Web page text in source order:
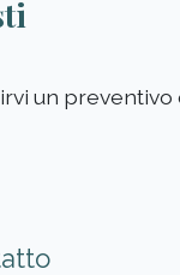
un